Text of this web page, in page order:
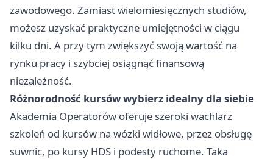
zawodowego. Zamiast wielomiesięcznych studiów,
możesz uzyskać praktyczne umiejętności w ciągu
kilku dni. A przy tym zwiększyć swoją wartość na
rynku pracy i szybciej osiągnąć finansową
niezależność.
Różnorodność kursów wybierz idealny dla siebie
Akademia Operatorów oferuje szeroki wachlarz
szkoleń od kursów na wózki widłowe, przez obsługę
suwnic, po kursy HDS i podesty ruchome. Taka